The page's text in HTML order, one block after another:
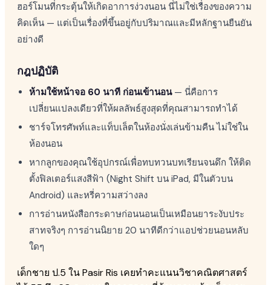
ฮอร์โมนที่กระตุ้นให้เกิดอาการง่วงนอน นี่ไม่ใช่เรื่องของความ
คิดเห็น — แต่เป็นเรื่องที่ขึ้นอยู่กับปริมาณและมีหลักฐานยืนยัน
อย่างดี
กฎปฏิบัติ
ห้ามใช้หน้าจอ 60 นาที ก่อนเข้านอน— นี่คือการ
เปลี่ยนแปลงเดียวที่ให้ผลลัพธ์สูงสุดที่คุณสามารถทำได้
ชาร์จโทรศัพท์และแท็บเล็ตในห้องนั่งเล่นข้ามคืน ไม่ใช่ใน
ห้องนอน
หากลูกของคุณใช้อุปกรณ์เพื่อทบทวนบทเรียนจนดึก ให้ติด
ตั้งฟิลเตอร์แสงสีฟ้า (Night Shift บน iPad, มีในตัวบน
Android) และหรี่ความสว่างลง
การอ่านหนังสือกระดาษก่อนนอนเป็นเหมือนยาระงับประ
สาทจริงๆ การอ่านนิยาย 20 นาทีดีกว่าแอปช่วยนอนหลับ
ใดๆ
เด็กชาย ป.5 ใน Pasir Ris เคยทำคะแนนวิชาคณิตศาสตร์